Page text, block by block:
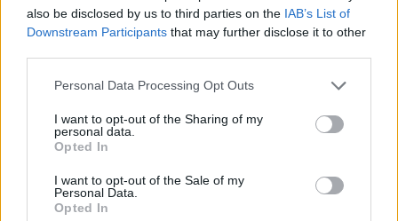
also be disclosed by us to third parties on the IAB’s List of
Downstream Participants that may further disclose it to other
Personal Data Processing Opt Outs
I want to opt-out of the Sharing of my
personal data.
Opted In
I want to opt-out of the Sale of my
Personal Data.
Opted In
17 Lucas Dambros Gelbison
Willis Furtado Olbia